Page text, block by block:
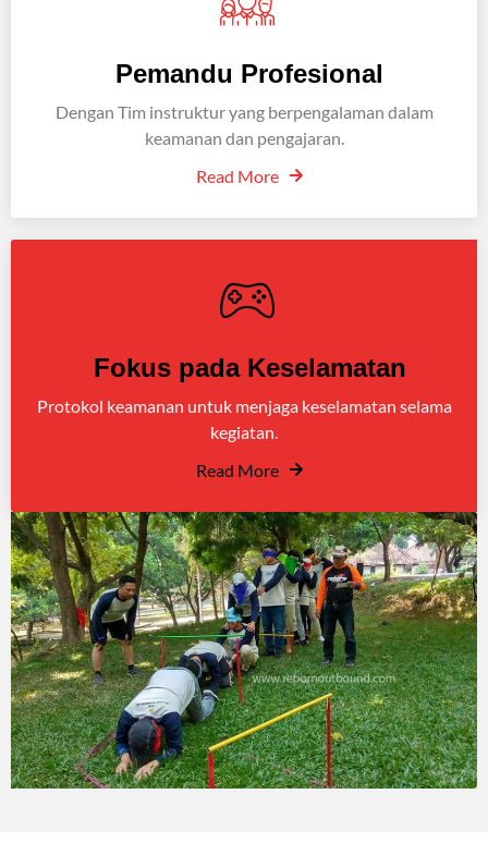
Pemandu Profesional
Dengan Tim instruktur yang berpengalaman dalam
keamanan dan pengajaran.
Read More
Fokus pada Keselamatan
Protokol keamanan untuk menjaga keselamatan selama
kegiatan.
Read More